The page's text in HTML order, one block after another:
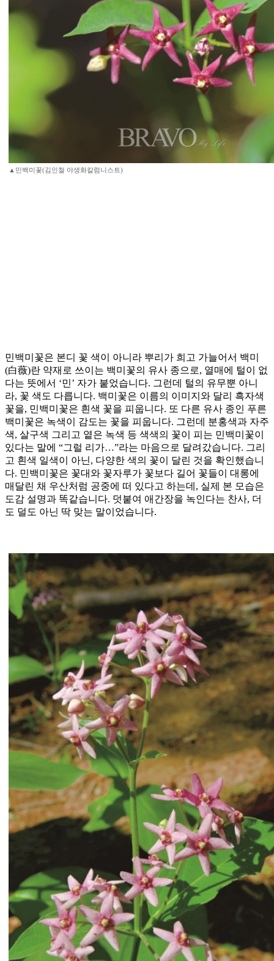
▲민백미꽃(김인철 야생화칼럼니스트)
민백미꽃은 본디 꽃 색이 아니라 뿌리가 희고 가늘어서 백미
(白薇)란 약재로 쓰이는 백미꽃의 유사 종으로, 열매에 털이 없
다는 뜻에서 ‘민’ 자가 붙었습니다. 그런데 털의 유무뿐 아니
라, 꽃 색도 다릅니다. 백미꽃은 이름의 이미지와 달리 흑자색
꽃을, 민백미꽃은 흰색 꽃을 피웁니다. 또 다른 유사 종인 푸른
백미꽃은 녹색이 감도는 꽃을 피웁니다. 그런데 분홍색과 자주
색, 살구색 그리고 옅은 녹색 등 색색의 꽃이 피는 민백미꽃이
있다는 말에 “그럴 리가…”라는 마음으로 달려갔습니다. 그리
고 흰색 일색이 아닌, 다양한 색의 꽃이 달린 것을 확인했습니
다. 민백미꽃은 꽃대와 꽃자루가 꽃보다 길어 꽃들이 대롱에
매달린 채 우산처럼 공중에 떠 있다고 하는데, 실제 본 모습은
도감 설명과 똑같습니다. 덧붙여 애간장을 녹인다는 찬사, 더
도 덜도 아닌 딱 맞는 말이었습니다.